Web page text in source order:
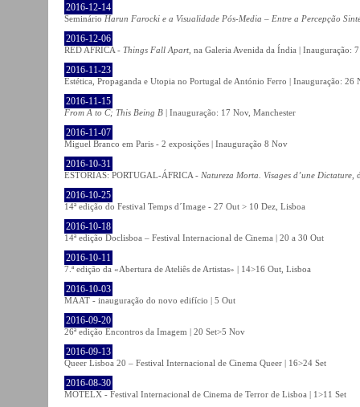
2016-12-14
Seminário Harun Farocki e a Visualidade Pós-Media – Entre a Percepção
2016-12-06
RED AFRICA - Things Fall Apart , na Galeria Avenida da Índia | Inauguração:
2016-11-23
Estética, Propaganda e Utopia no Portugal de António Ferro | Inauguração: 26
2016-11-15
From A to C; This Being B | Inauguração: 17 Nov, Manchester
2016-11-07
Miguel Branco em Paris - 2 exposições | Inauguração 8 Nov
2016-10-31
ESTÓRIAS: PORTUGAL-ÁFRICA - Natureza Morta. Visages d’une Dictature
2016-10-25
14ª edição do Festival Temps d´Image - 27 Out > 10 Dez, Lisboa
2016-10-18
14ª edição Doclisboa – Festival Internacional de Cinema | 20 a 30 Out
2016-10-11
7.ª edição da «Abertura de Ateliês de Artistas» | 14>16 Out, Lisboa
2016-10-03
MAAT - inauguração do novo edifício | 5 Out
2016-09-20
26ª edição Encontros da Imagem | 20 Set>5 Nov
2016-09-13
Queer Lisboa 20 – Festival Internacional de Cinema Queer | 16>24 Set
2016-08-30
MOTELX - Festival Internacional de Cinema de Terror de Lisboa | 1>11 Set